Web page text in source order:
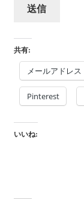
共有:
メールアドレス
Pinterest
いいね: